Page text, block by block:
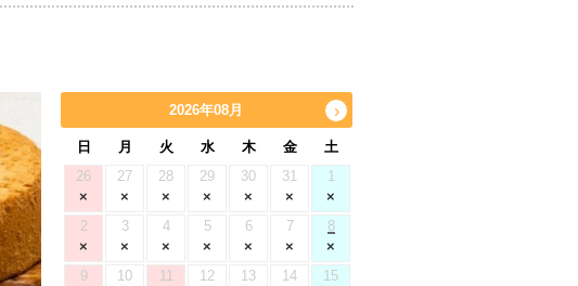
2026年08月 ›
日 月 火 水 木 金
土
26
27 28 29 30 31 1
2 3 4 5 6 7 8
9 10 11 12 13 14 15